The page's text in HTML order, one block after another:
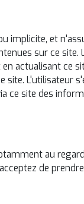
implicite, et
sur ce site.
actualisant ce
L'utilisateur
ce site des
au
de